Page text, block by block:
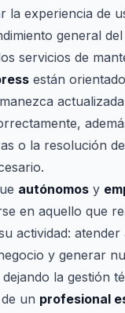
la experiencia de
general del
servicios de
están
o la resolución
autónomos y
en aquello que
actividad: atender
y generar
la gestión
un profesional